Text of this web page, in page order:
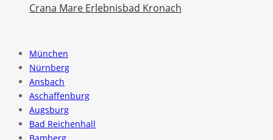
Crana Mare Erlebnisbad Kronach
München
Nürnberg
Ansbach
Aschaffenburg
Augsburg
Bad Reichenhall
Bamberg